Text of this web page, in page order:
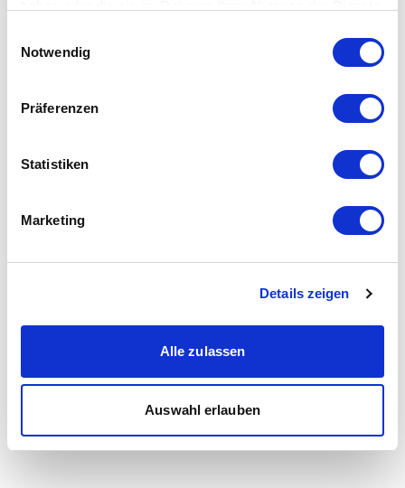
Notwendig
Präferenzen
Statistiken
Marketing
Details zeigen
Alle zulassen
Auswahl erlauben